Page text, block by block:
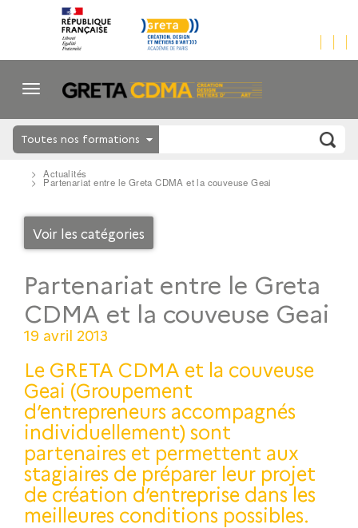
Toutes nos formations
Actualités
Partenariat entre le Greta CDMA et la couveuse Geai
Voir les catégories
Partenariat entre le Greta
CDMA et la couveuse Geai
19 avril 2013
Le GRETA CDMA et la couveuse
Geai (Groupement
d’entrepreneurs accompagnés
individuellement) sont
partenaires et permettent aux
stagiaires de préparer leur projet
de création d’entreprise dans les
meilleures conditions possibles.